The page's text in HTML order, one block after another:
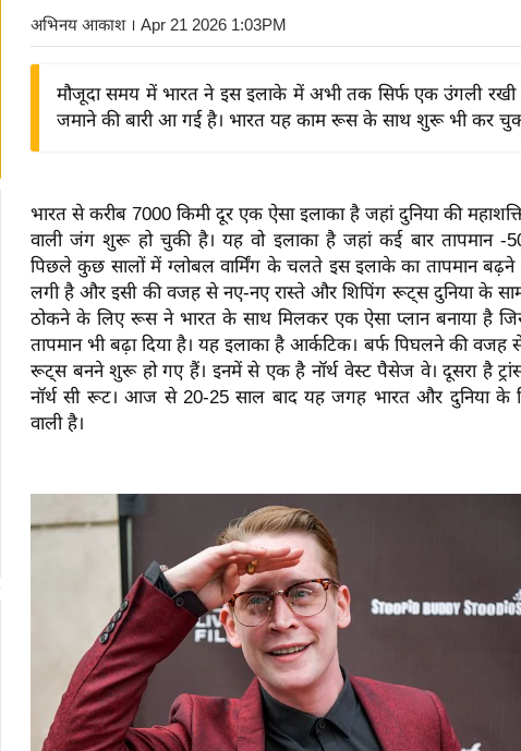
अभिनय आकाश। Apr 21 2026 1:03PM
मौजूदा समय में भारत ने इस इलाके में अभी तक सिर्फ एक उंगली
जमाने की बारी आ गई है। भारत यह काम रूस के साथ शुरू भी कर
भारत से करीब 7000 किमी दूर एक ऐसा इलाका है जहां दुनिया की
वाली जंग शुरू हो चुकी है। यह वो इलाका है जहां कई बार तापमान -
पिछले कुछ सालों में ग्लोबल वार्मिंग के चलते इस इलाके का तापमान बढ़ने
लगी है और इसी की वजह से नए-नए रास्ते और शिपिंग रूट्स दुनिया के
ठोकने के लिए रूस ने भारत के साथ मिलकर एक ऐसा प्लान बनाया है
तापमान भी बढ़ा दिया है। यह इलाका है आर्कटिक। बर्फ पिघलने की
रूट्स बनने शुरू हो गए हैं। इनमें से एक है नॉर्थ वेस्ट पैसेज वे। दूसरा है
नॉर्थ सी रूट। आज से 20-25 साल बाद यह जगह भारत और दुनिया के
वाली है।